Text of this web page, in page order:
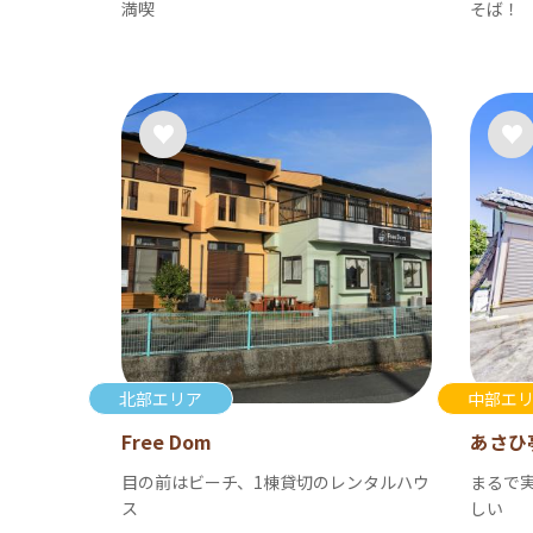
満喫 そば！
北部エリア
Free Dom
目の前はビーチ、1棟貸切のレンタルハウ
ス
中部エ
あさひ
まるで
しい